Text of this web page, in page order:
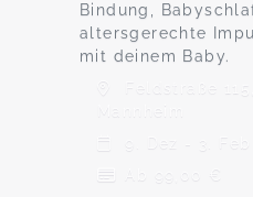
Bindung,
altersgerechte
mit deinem Baby.
Feldstraße
Mannheim
9. Dez - 3. Feb
Ab 99,00 €